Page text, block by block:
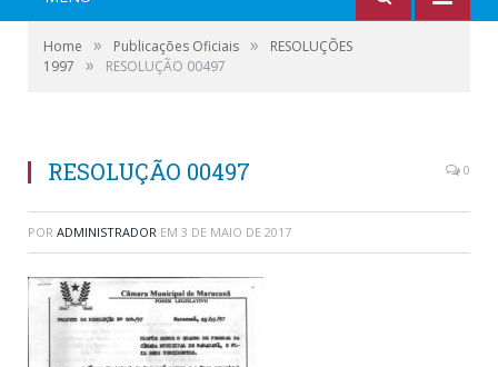
Home » Publicações Oficiais »
RESOLUÇÕES
1997
» RESOLUÇÃO 00497
RESOLUÇÃO 00497 0
POR ADMINISTRADOR EM 3 DE MAIO DE 2017